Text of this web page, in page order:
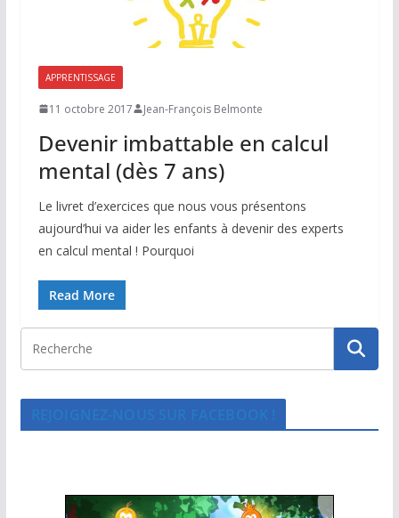
APPRENTISSAGE
11 octobre 2017 Jean-François Belmonte
Devenir imbattable en calcul
mental (dès 7 ans)
Le livret d’exercices que nous vous présentons
aujourd’hui va aider les enfants à devenir des experts
en calcul mental ! Pourquoi
Read More
REJOIGNEZ-NOUS SUR FACEBOOK !